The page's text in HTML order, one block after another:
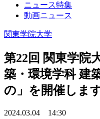
ニュース特集
動画ニュース
関東学院大学
第22回 関東学院
築・環境学科 建
の」を開催しま
2024.03.04 14:30